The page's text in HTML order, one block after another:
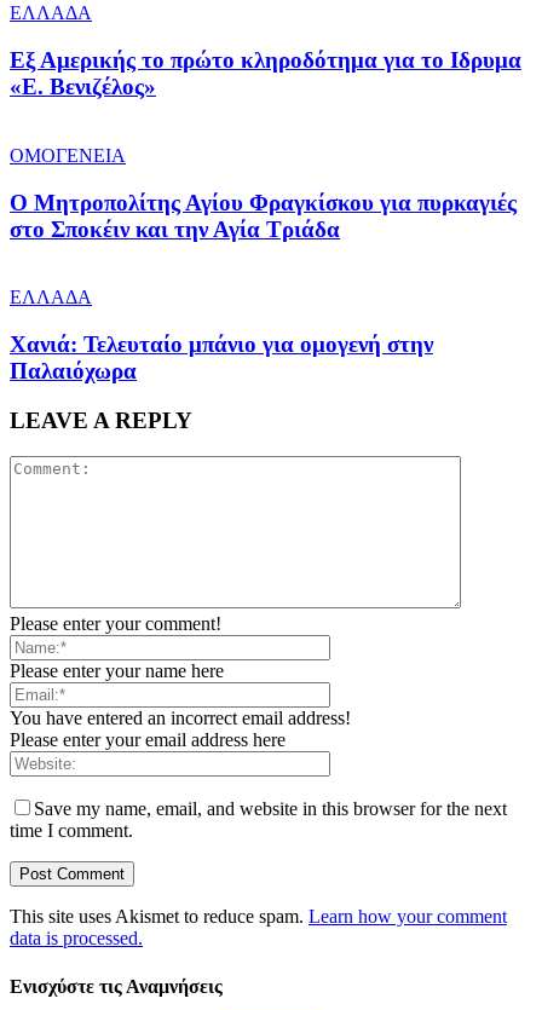
ΕΛΛΑΔΑ
Εξ Αμερικής το πρώτο κληροδότημα για το Ιδρυμα
«Ε. Βενιζέλος»
ΟΜΟΓΕΝΕΙΑ
Ο Μητροπολίτης Αγίου Φραγκίσκου για πυρκαγιές
στο Σποκέιν και την Αγία Τριάδα
ΕΛΛΑΔΑ
Χανιά: Τελευταίο μπάνιο για ομογενή στην
Παλαιόχωρα
LEAVE A REPLY
Please enter your comment!
Please enter your name here
You have entered an incorrect email address!
Please enter your email address here
Save my name, email, and website in this browser for the next
time I comment.
This site uses Akismet to reduce spam. Learn how your comment
data is processed.
Ενισχύστε τις Αναμνήσεις